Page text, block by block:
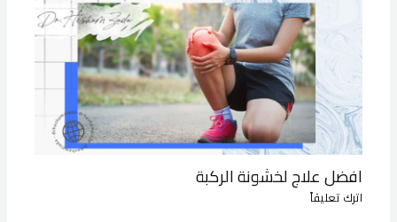
افضل علاج لخشونة الركبة
اترك تعليقاً